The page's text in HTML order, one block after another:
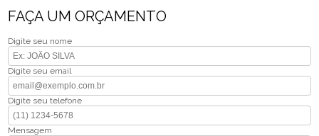
FAÇA UM ORÇAMENTO
Digite seu nome
Digite seu email
Digite seu telefone
Mensagem